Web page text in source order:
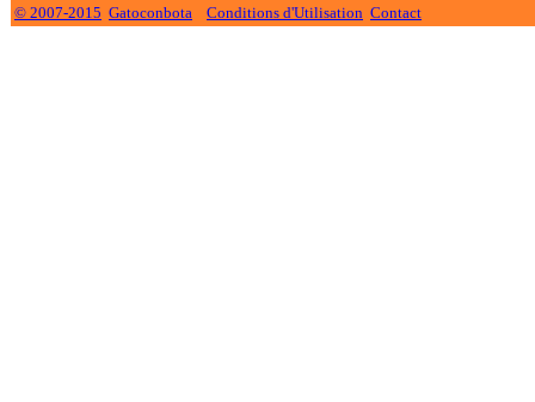
© 2007-2015 Gatoconbota Conditions d'Utilisation Contact